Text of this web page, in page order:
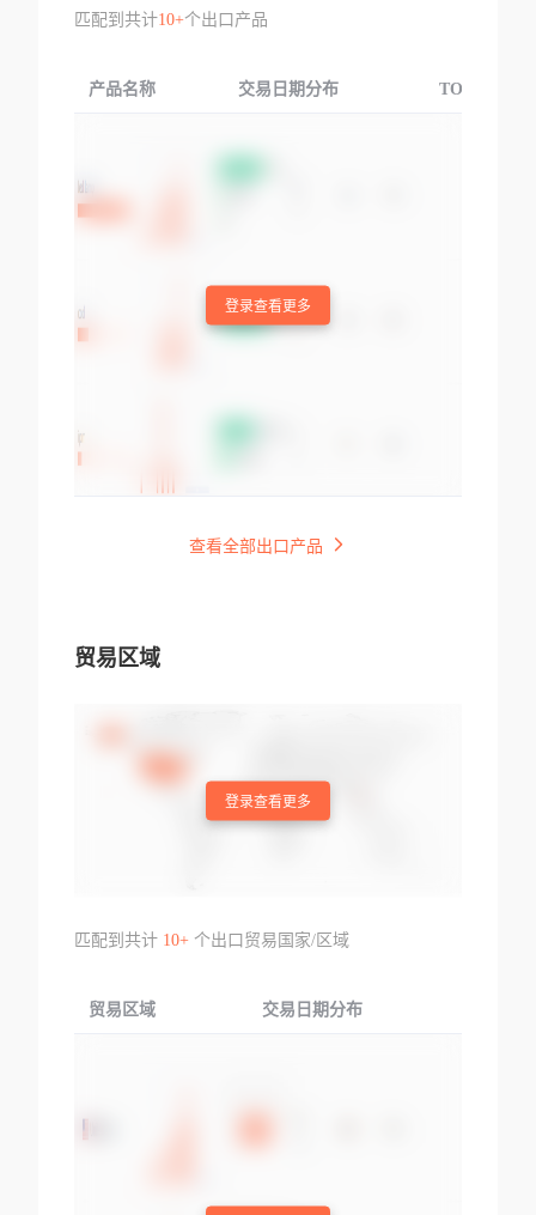
匹配到共计10+个出口产品
产品名称 交易日期分布 TOP3交易国
登录查看更多
查看全部出口产品
贸易区域
登录查看更多
匹配到共计 10+个出口贸易国家/区域
贸易区域 交易日期分布